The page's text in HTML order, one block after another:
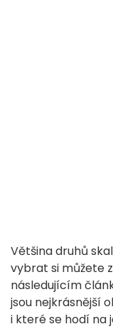
Většina druhů
vybrat si můžete
následujícím
jsou nejkrásnější
i které se hodí na